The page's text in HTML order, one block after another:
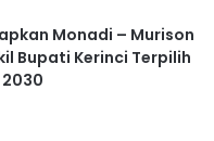
Monadi – Murison
Bupati Kerinci Terpilih